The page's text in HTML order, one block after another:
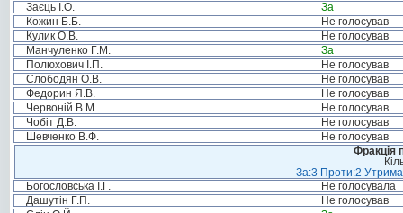
Заєць І.О.
За
Кожин Б.Б.
Не голосував
Кулик О.В.
Не голосував
Манчуленко Г.М.
За
Полюхович І.П.
Не голосував
Слободян О.В.
Не голосував
Федорин Я.В.
Не голосував
Червоній В.М.
Не голосував
Чобіт Д.В.
Не голосував
Шевченко В.Ф.
Не голосував
Фракція
За:3 Проти:2
Богословська І.Г.
Не голосувала
Дашутін Г.П.
Не голосував